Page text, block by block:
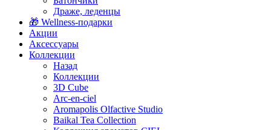
Драже, леденцы
🎁 Wellness-подарки
Акции
Аксессуары
Коллекции
Назад
Коллекции
3D Cube
Arc-en-ciel
Aromapolis Olfactive Studio
Baikal Tea Collection